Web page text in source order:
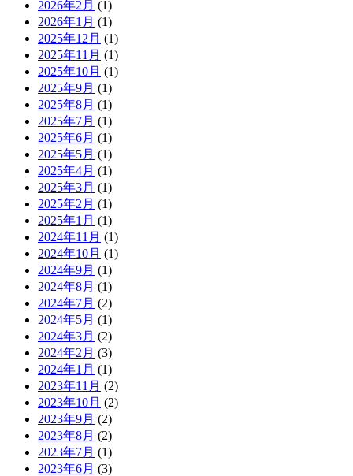
2026年2月 (1)
2026年1月 (1)
2025年12月 (1)
2025年11月 (1)
2025年10月 (1)
2025年9月 (1)
2025年8月 (1)
2025年7月 (1)
2025年6月 (1)
2025年5月 (1)
2025年4月 (1)
2025年3月 (1)
2025年2月 (1)
2025年1月 (1)
2024年11月 (1)
2024年10月 (1)
2024年9月 (1)
2024年8月 (1)
2024年7月 (2)
2024年5月 (1)
2024年3月 (2)
2024年2月 (3)
2024年1月 (1)
2023年11月 (2)
2023年10月 (2)
2023年9月 (2)
2023年8月 (2)
2023年7月 (1)
2023年6月 (3)